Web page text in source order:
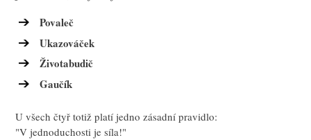
Povaleč
Ukazováček
Životabudič
Gaučík
U všech čtyř totiž platí jedno zásadní pravidlo:
"V jednoduchosti je síla!"